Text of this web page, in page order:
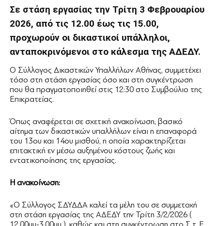
Σε στάση εργασίας την Τρίτη 3 Φεβρουαρίου
2026, από τις 12.00 έως τις 15.00,
προχωρούν οι δικαστικοί υπάλληλοι,
ανταποκρινόμενοι στο κάλεσμα της ΑΔΕΔΥ.
Ο Σύλλογος Δικαστικών Υπαλλήλων Αθήνας, συμμετέχει
τόσο στη στάση εργασίας όσο και στη συγκέντρωση
που θα πραγματοποιηθεί στις 12:30 στο Συμβούλιο της
Επικρατείας.
Όπως αναφέρεται σε σχετική ανακοίνωση, βασικό
αίτημα των δικαστικών υπαλλήλων είναι η επαναφορά
του 13ου και 14ου μισθού, η οποία χαρακτηρίζεται
επιτακτική εν μέσω αυξημένου κόστους ζωής και
εντατικοποίησης της εργασίας.
Η ανακοίνωση:
«Ο Σύλλογος ΣΔΥΔΔΑ καλεί τα μέλη του σε συμμετοχή
στη στάση εργασίας της ΑΔΕΔΥ την Τρίτη 3/2/2026 (